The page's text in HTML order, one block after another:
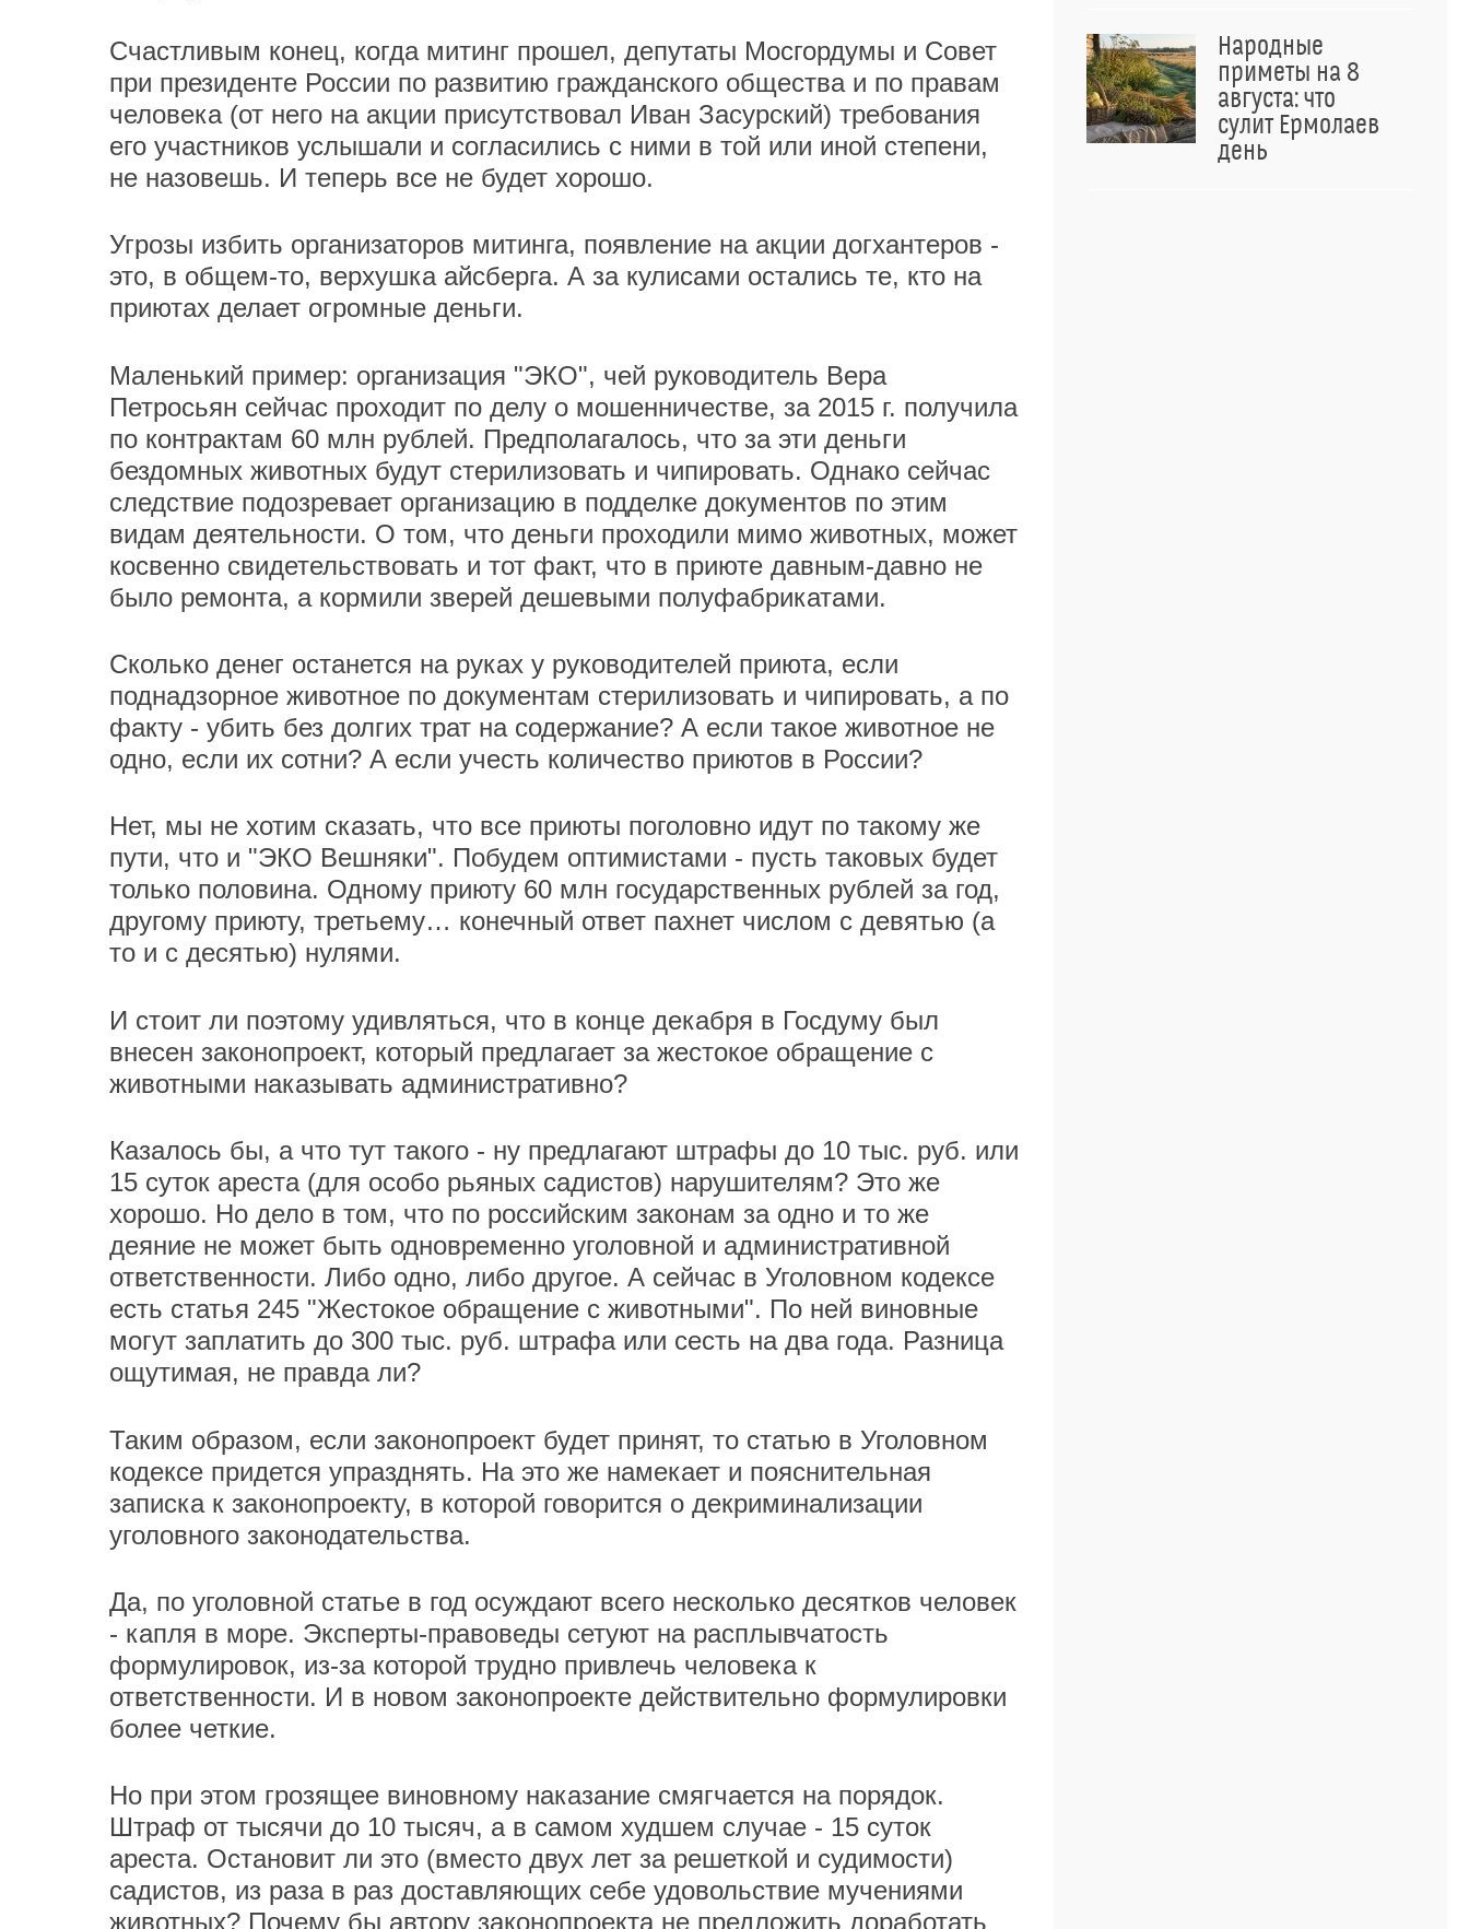
Счастливым конец, когда митинг прошел, депутаты Мосгордумы и Совет
при президенте России по развитию гражданского общества и по правам
человека (от него на акции присутствовал Иван Засурский) требования
его участников услышали и согласились с ними в той или иной степени,
не назовешь. И теперь все не будет хорошо.
Угрозы избить организаторов митинга, появление на акции догхантеров -
это, в общем-то, верхушка айсберга. А за кулисами остались те, кто на
приютах делает огромные деньги.
Маленький пример: организация "ЭКО", чей руководитель Вера
Петросьян сейчас проходит по делу о мошенничестве, за 2015 г. получила
по контрактам 60 млн рублей. Предполагалось, что за эти деньги
бездомных животных будут стерилизовать и чипировать. Однако сейчас
следствие подозревает организацию в подделке документов по этим
видам деятельности. О том, что деньги проходили мимо животных, может
косвенно свидетельствовать и тот факт, что в приюте давным-давно не
было ремонта, а кормили зверей дешевыми полуфабрикатами.
Сколько денег останется на руках у руководителей приюта, если
поднадзорное животное по документам стерилизовать и чипировать, а по
факту - убить без долгих трат на содержание? А если такое животное не
одно, если их сотни? А если учесть количество приютов в России?
Нет, мы не хотим сказать, что все приюты поголовно идут по такому же
пути, что и "ЭКО Вешняки". Побудем оптимистами - пусть таковых будет
только половина. Одному приюту 60 млн государственных рублей за год,
другому приюту, третьему… конечный ответ пахнет числом с девятью (а
то и с десятью) нулями.
И стоит ли поэтому удивляться, что в конце декабря в Госдуму был
внесен законопроект, который предлагает за жестокое обращение с
животными наказывать административно?
Казалось бы, а что тут такого - ну предлагают штрафы до 10 тыс. руб. или
15 суток ареста (для особо рьяных садистов) нарушителям? Это же
хорошо. Но дело в том, что по российским законам за одно и то же
деяние не может быть одновременно уголовной и административной
ответственности. Либо одно, либо другое. А сейчас в Уголовном кодексе
есть статья 245 "Жестокое обращение с животными". По ней виновные
могут заплатить до 300 тыс. руб. штрафа или сесть на два года. Разница
ощутимая, не правда ли?
Таким образом, если законопроект будет принят, то статью в Уголовном
кодексе придется упразднять. На это же намекает и пояснительная
записка к законопроекту, в которой говорится о декриминализации
уголовного законодательства.
Да, по уголовной статье в год осуждают всего несколько десятков человек
- капля в море. Эксперты-правоведы сетуют на расплывчатость
формулировок, из-за которой трудно привлечь человека к
ответственности. И в новом законопроекте действительно формулировки
более четкие.
Но при этом грозящее виновному наказание смягчается на порядок.
Штраф от тысячи до 10 тысяч, а в самом худшем случае - 15 суток
ареста. Остановит ли это (вместо двух лет за решеткой и судимости)
садистов, из раза в раз доставляющих себе удовольствие мучениями
животных? Почему бы автору законопроекта не предложить доработать
Народные
приметы на 8
августа: что
сулит Ермолаев
день